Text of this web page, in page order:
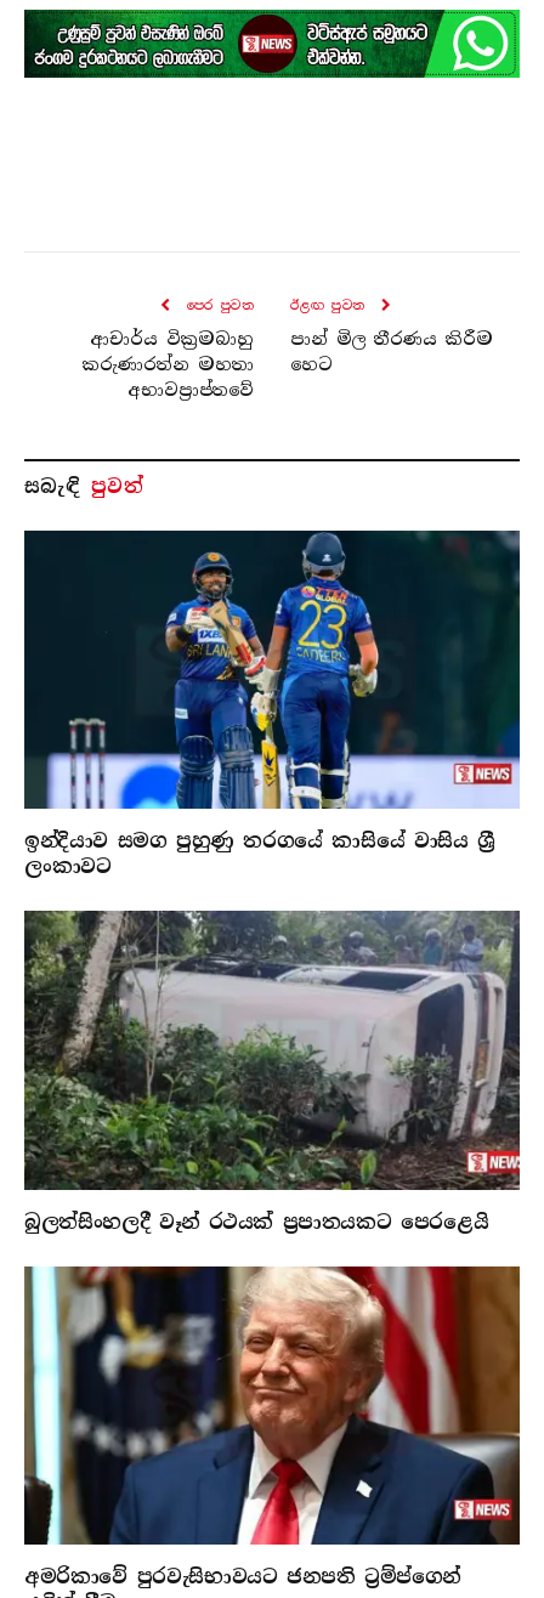
පෙර පුව​ත
ආචාර්ය වික්‍රමබාහු
කරුණාරත්න මහතා
අභාවප්‍රාප්තවේ
ඊළඟ පුව​ත
පාන් මිල තීරණය කිරීම
හෙට
සබැ​ඳි පුවත්
ඉන්දියාව සමග පුහුණු තරගයේ කාසියේ වාසිය ශ්‍රී
ලංකාවට
බුලත්සිංහලදී වෑන් රථයක් ප්‍රපාතයකට පෙරළෙයි
අමරිකාවේ පුරවැසිභාවයට ජනපති ට්‍රම්ප්ගෙන්